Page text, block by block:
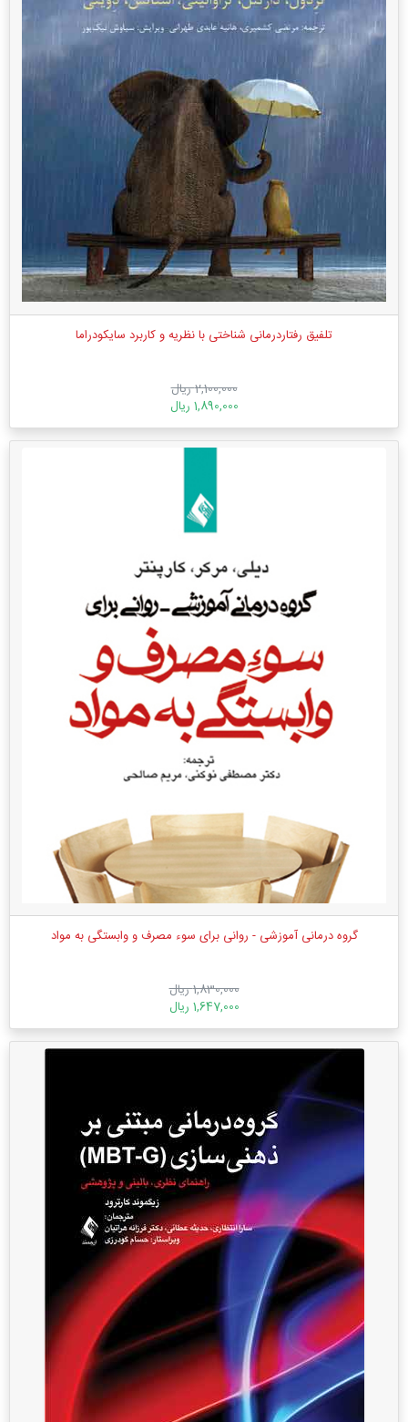
تلفیق رفتاردرمانی ‌شناختی با نظریه و کاربرد سایکودراما
2,100,000 ریال
1,890,000 ریال
گروه درمانی آموزشی - روانی برای سوء مصرف و وابستگی به مواد
1,830,000 ریال
1,647,000 ریال